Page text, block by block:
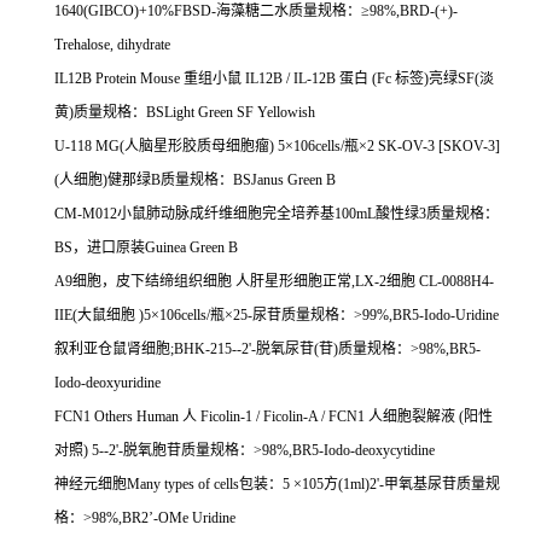
1640(GIBCO)+10%FBSD-海藻糖二水质量规格：≥98%,BRD-(+)-
Trehalose, dihydrate
IL12B Protein Mouse 重组小鼠 IL12B / IL-12B 蛋白 (Fc 标签)亮绿SF(淡
黄)质量规格： BSLight Green SF Yellowish
U-118 MG(人脑星形胶质母细胞瘤) 5×106cells/瓶×2 SK-OV-3 [SKOV-3]
(人细胞)健那绿B质量规格： BSJanus Green B
CM-M012小鼠肺动脉成纤维细胞完全培养基100mL酸性绿3质量规格：
BS ，进口原装Guinea Green B
A9细胞，皮下结缔组织细胞 人肝星形细胞正常 ,LX-2细胞 CL-0088H4-
IIE(大鼠细胞 )5×106cells/瓶×25-尿苷质量规格： >99%,BR5-Iodo-Uridine
叙利亚仓鼠肾细胞;BHK-215--2'-脱氧尿苷(苷)质量规格： >98%,BR5-
Iodo-deoxyuridine
FCN1 Others Human 人 Ficolin-1 / Ficolin-A / FCN1 人细胞裂解液 (阳性
对照) 5--2'-脱氧胞苷质量规格： >98%,BR5-Iodo-deoxycytidine
神经元细胞Many types of cells包装： 5 ×105方(1ml)2'-甲氧基尿苷质量规
格： >98%,BR2’-OMe Uridine